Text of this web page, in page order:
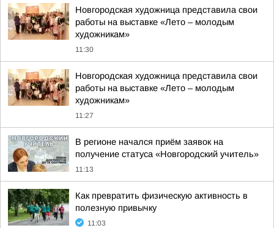
Новгородская художница представила свои
работы на выставке «Лето – молодым
художникам»
11:30
Новгородская художница представила свои
работы на выставке «Лето – молодым
художникам»
11:27
В регионе начался приём заявок на
получение статуса «Новгородский учитель»
11:13
Как превратить физическую активность в
полезную привычку
11:03